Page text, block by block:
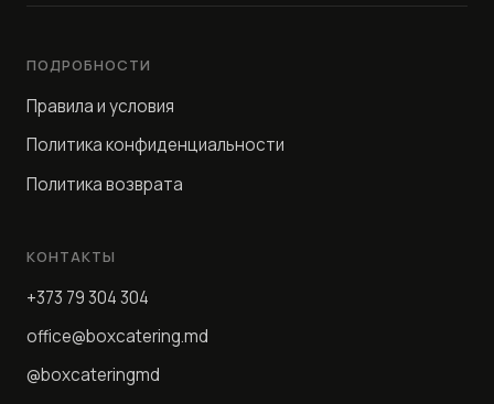
ПОДРОБНОСТИ
Правила и условия
Политика конфиденциальности
Политика возврата
КОНТАКТЫ
+373 79 304 304
office@boxcatering.md
@boxcateringmd